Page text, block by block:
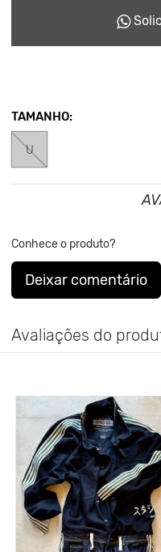
seriam jogadas no meio
TAMANHO:
U
Conhece o produto?
Deixar comentário
Avaliações do